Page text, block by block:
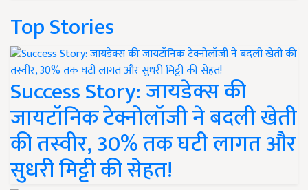
Top Stories
Success Story: जायडेक्स की
जायटॉनिक टेक्नोलॉजी ने बदली खेती
की तस्वीर, 30% तक घटी लागत और
सुधरी मिट्टी की सेहत!